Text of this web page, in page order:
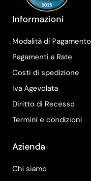
Informazioni
Modalità di Pagamento
Pagamenti a Rate
Costi di spedizione
Iva Agevolata
Diritto di Recesso
Termini e condizioni
Azienda
Chi siamo